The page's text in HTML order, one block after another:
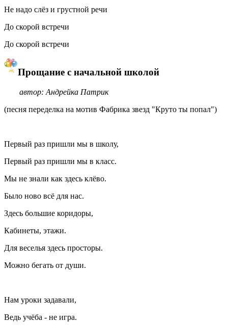
Не надо слёз и грустной речи
До скорой встречи
До скорой встречи
Прощание с начальной школой
автор: Андрейка Патрик
(песня переделка на мотив Фабрика звезд "Круто ты попал")
Первый раз пришли мы в школу,
Первый раз пришли мы в класс.
Мы не знали как здесь клёво.
Было ново всё для нас.
Здесь большие коридоры,
Кабинеты, этажи.
Для веселья здесь просторы.
Можно бегать от души.
Нам уроки задавали,
Ведь учёба - не игра.